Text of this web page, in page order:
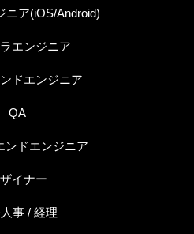
ニア(iOS/Android)
エンジニア
ドエンジニア
QA
ンドエンジニア
イナー
事 / 経理